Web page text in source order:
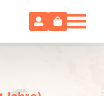
12 Jahre)